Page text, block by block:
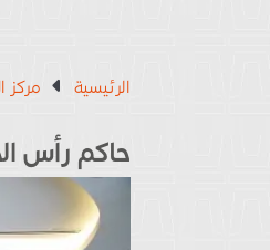
الرئيسية مركز
حاكم رأس